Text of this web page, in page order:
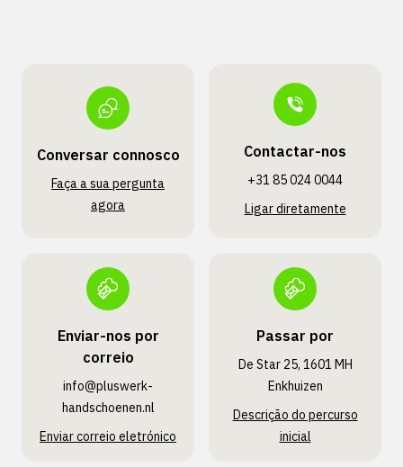
Conversar connosco
Faça a sua pergunta
agora
Contactar-nos
+31 85 024 0044
Ligar diretamente
Enviar-nos por
correio
info@pluswerk­
handschoenen.nl
Enviar correio eletrónico
Passar por
De Star 25, 1601 MH
Enkhuizen
Descrição do percurso
inicial